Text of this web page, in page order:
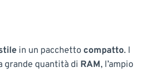
in un pacchetto compatto. I
grande quantità di RAM, l’ampio